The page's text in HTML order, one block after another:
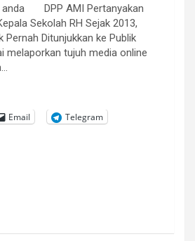
anda DPP AMI Pertanyakan
Sekolah RH Sejak 2013,
Pernah Ditunjukkan ke Publik
melaporkan tujuh media online
Email
Telegram